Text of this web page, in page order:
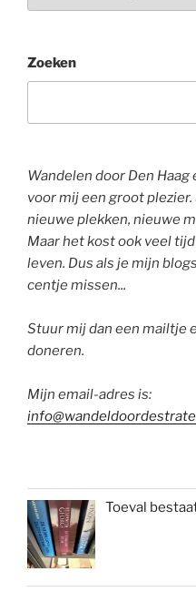
Zoeken
Wandelen door Den
voor mij een groot
nieuwe plekken, nieuwe
Maar het kost ook veel
leven. Dus als je mijn
centje missen...
Stuur mij dan een mailtje
doneren.
Mijn email-adres is:
Toeval